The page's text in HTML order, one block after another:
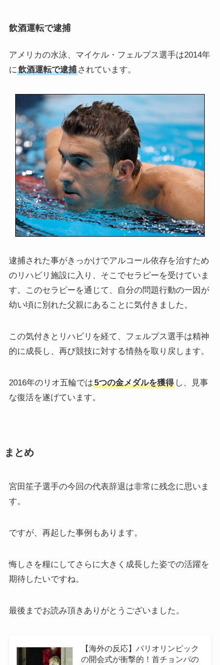
飲酒運転で逮捕
アメリカの水泳、マイケル・フェルプス選手は2014年
に飲酒運転で逮捕されています。
逮捕された事がきっかけでアルコール依存を治すため
のリハビリ施設に入り、そこでセラピーを受けていま
す。このセラピーを通じて、自分の問題行動の一因が
幼い頃に別れた父親にあることに気付きました。
この気付きとリハビリを経て、フェルプス選手は精神
的に成長し、再び競技に対する情熱を取り戻します。
2016年のリオ五輪では5つの金メダルを獲得し、見事
な復活を遂げています。
まとめ
宮田笙子選手の今回の代表辞退は非常に残念に思いま
す。
ですが、再起した事例もあります。
悔しさを糧にしてさらに大きく成長した姿での活躍を
期待したいですね。
最後までお読み頂きありがとうございました。
【海外の反応】パリオリンピック
の開会式が衝撃的！首チョンパの